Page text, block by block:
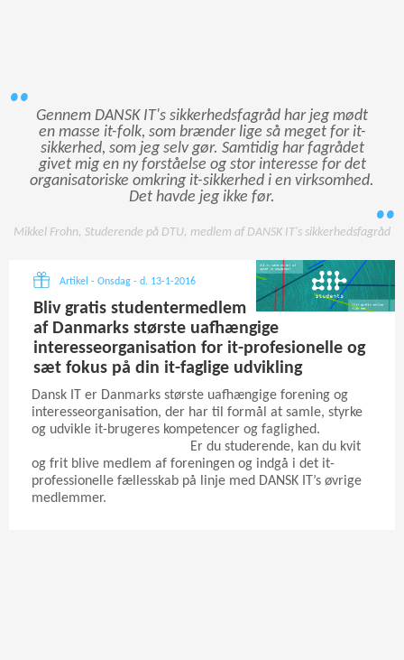
Gennem DANSK IT's sikkerhedsfagråd har jeg mødt
en masse it-folk, som brænder lige så meget for it-
sikkerhed, som jeg selv gør. Samtidig har fagrådet
givet mig en ny forståelse og stor interesse for det
organisatoriske omkring it-sikkerhed i en virksomhed.
Det havde jeg ikke før.
Mikkel Frohn, Studerende på DTU, medlem af DANSK IT's sikkerhedsfagråd
Artikel - Onsdag - d. 13-1-2016
Bliv gratis studentermedlem
af Danmarks største uafhængige
interesseorganisation for it-profesionelle og
sæt fokus på din it-faglige udvikling
Dansk IT er Danmarks største uafhængige forening og
interesseorganisation, der har til formål at samle, styrke
og udvikle it-brugeres kompetencer og faglighed.
Er du studerende, kan du kvit
og frit blive medlem af foreningen og indgå i det it-
professionelle fællesskab på linje med DANSK IT’s øvrige
medlemmer.